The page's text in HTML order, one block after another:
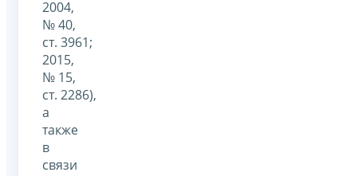
2004,
№ 40,
ст. 3961;
2015,
№ 15,
ст. 2286),
а
также
в
связи